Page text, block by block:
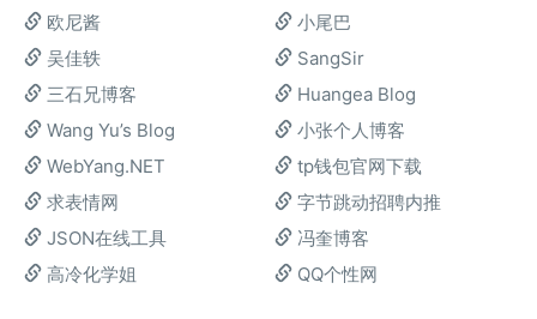
欧尼酱
小尾巴
吴佳轶
SangSir
三石兄博客
Huangea Blog
Wang Yu’s Blog
小张个人博客
WebYang.NET
tp钱包官网下载
求表情网
字节跳动招聘内推
JSON在线工具
冯奎博客
高冷化学姐
QQ个性网